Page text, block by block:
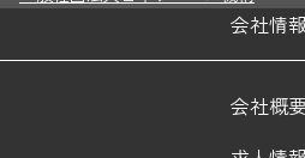
会社情報
会社概